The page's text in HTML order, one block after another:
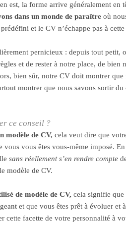
est, la forme arrive généralement en
dans un monde de paraîtreoù
et le CV n’échappe pas à
pernicieux : depuis tout petit,
et de rester à notre place, de bien
bien sûr, notre CV doit montrer
montrer que nous savons sortir du
ce conseil ?
modèle de CV,cela veut dire que
vous vous êtes vous-même imposé.
sans réellement s’en rendre compte
modèle de CV.
de modèle de CV,cela signifie
et que vous êtes prêt à évoluer et
cette facette de votre personnalité à